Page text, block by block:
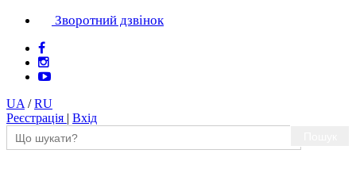
Зворотний дзвінок
UA /RU
Реєстрація | Вхід